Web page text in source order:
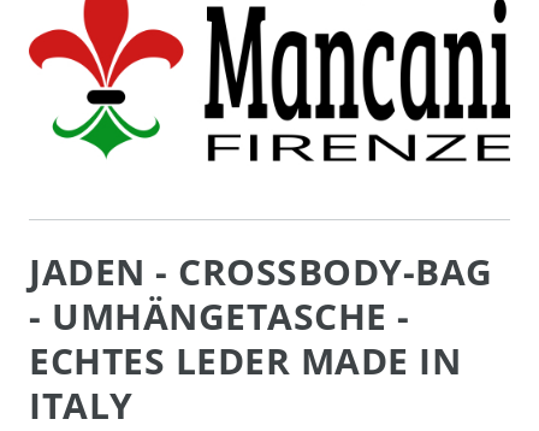
JADEN - CROSSBODY-BAG
- UMHÄNGETASCHE -
ECHTES LEDER MADE IN
ITALY